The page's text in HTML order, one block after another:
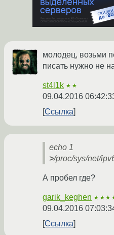
молодец, возьми
писать нужно не
st4l1k ★★
09.04.2016
Ссылка
echo 1
>/proc/sys/net/
А пробел где?
garik_keghen
09.04.2016
Ссылка